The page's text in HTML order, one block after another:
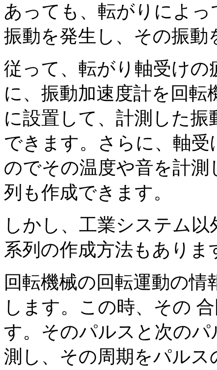
あっても、転がりによ
振動を発生し、その振
従って、転がり軸受け
に、振動加速度計を回
に設置して、計測した
できます。さらに、軸
のでその温度や音を計
列も作成できます。
しかし、工業システム
系列の作成方法もありま
回転機械の回転運動の
します。この時、その
す。そのパルスと次の
測し、その周期をパル